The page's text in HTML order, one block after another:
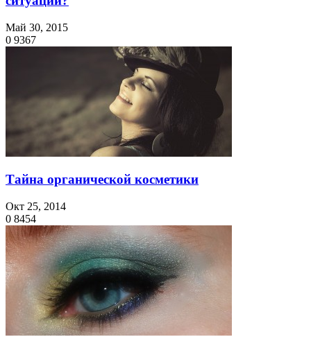
Май 30, 2015
0 9367
Тайна органической косметики
Окт 25, 2014
0 8454